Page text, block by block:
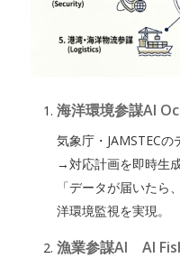
海洋環境参謀AI
気象庁・JAMSTEC
→対応計画を即時生成
「データが届いたら
洋環境監視を実現。
漁業参謀AI AI